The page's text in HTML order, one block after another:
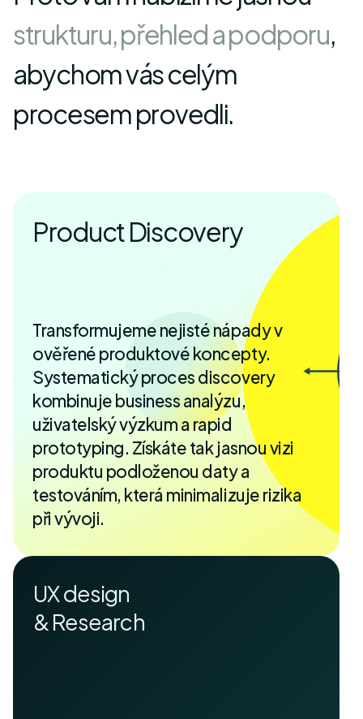
strukturu,přehledapodporu,
abychomváscelým
procesemprovedli.
Product Discovery
Transformujeme nejisté nápady v
ověřené produktové koncepty.
Systematický proces discovery
kombinuje business analýzu,
uživatelský výzkum a rapid
prototyping. Získáte tak jasnou vizi
produktu podloženou daty a
testováním, která minimalizuje rizika
při vývoji.
UX design
& Research